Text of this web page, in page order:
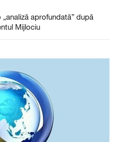
aprofundată” după
Mijlociu